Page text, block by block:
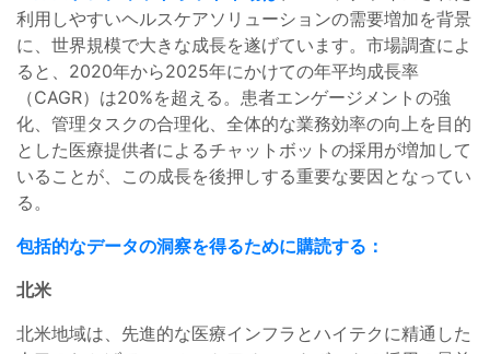
利用しやすいヘルスケアソリューションの需要増加を背景
に、世界規模で大きな成長を遂げています。市場調査によ
ると、2020年から2025年にかけての年平均成長率
（CAGR）は20%を超える。患者エンゲージメントの強
化、管理タスクの合理化、全体的な業務効率の向上を目的
とした医療提供者によるチャットボットの採用が増加して
いることが、この成長を後押しする重要な要因となってい
る。
包括的なデータの洞察を得るために購読する：
北米
北米地域は、先進的な医療インフラとハイテクに精通した